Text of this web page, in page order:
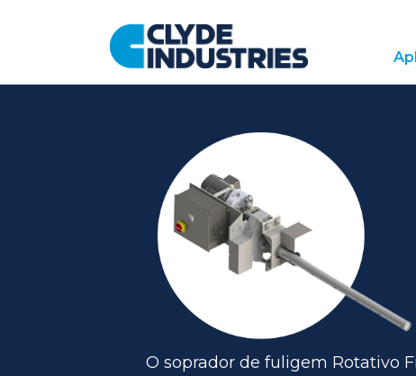
conteúdo
O soprador de fuligem Rotativo